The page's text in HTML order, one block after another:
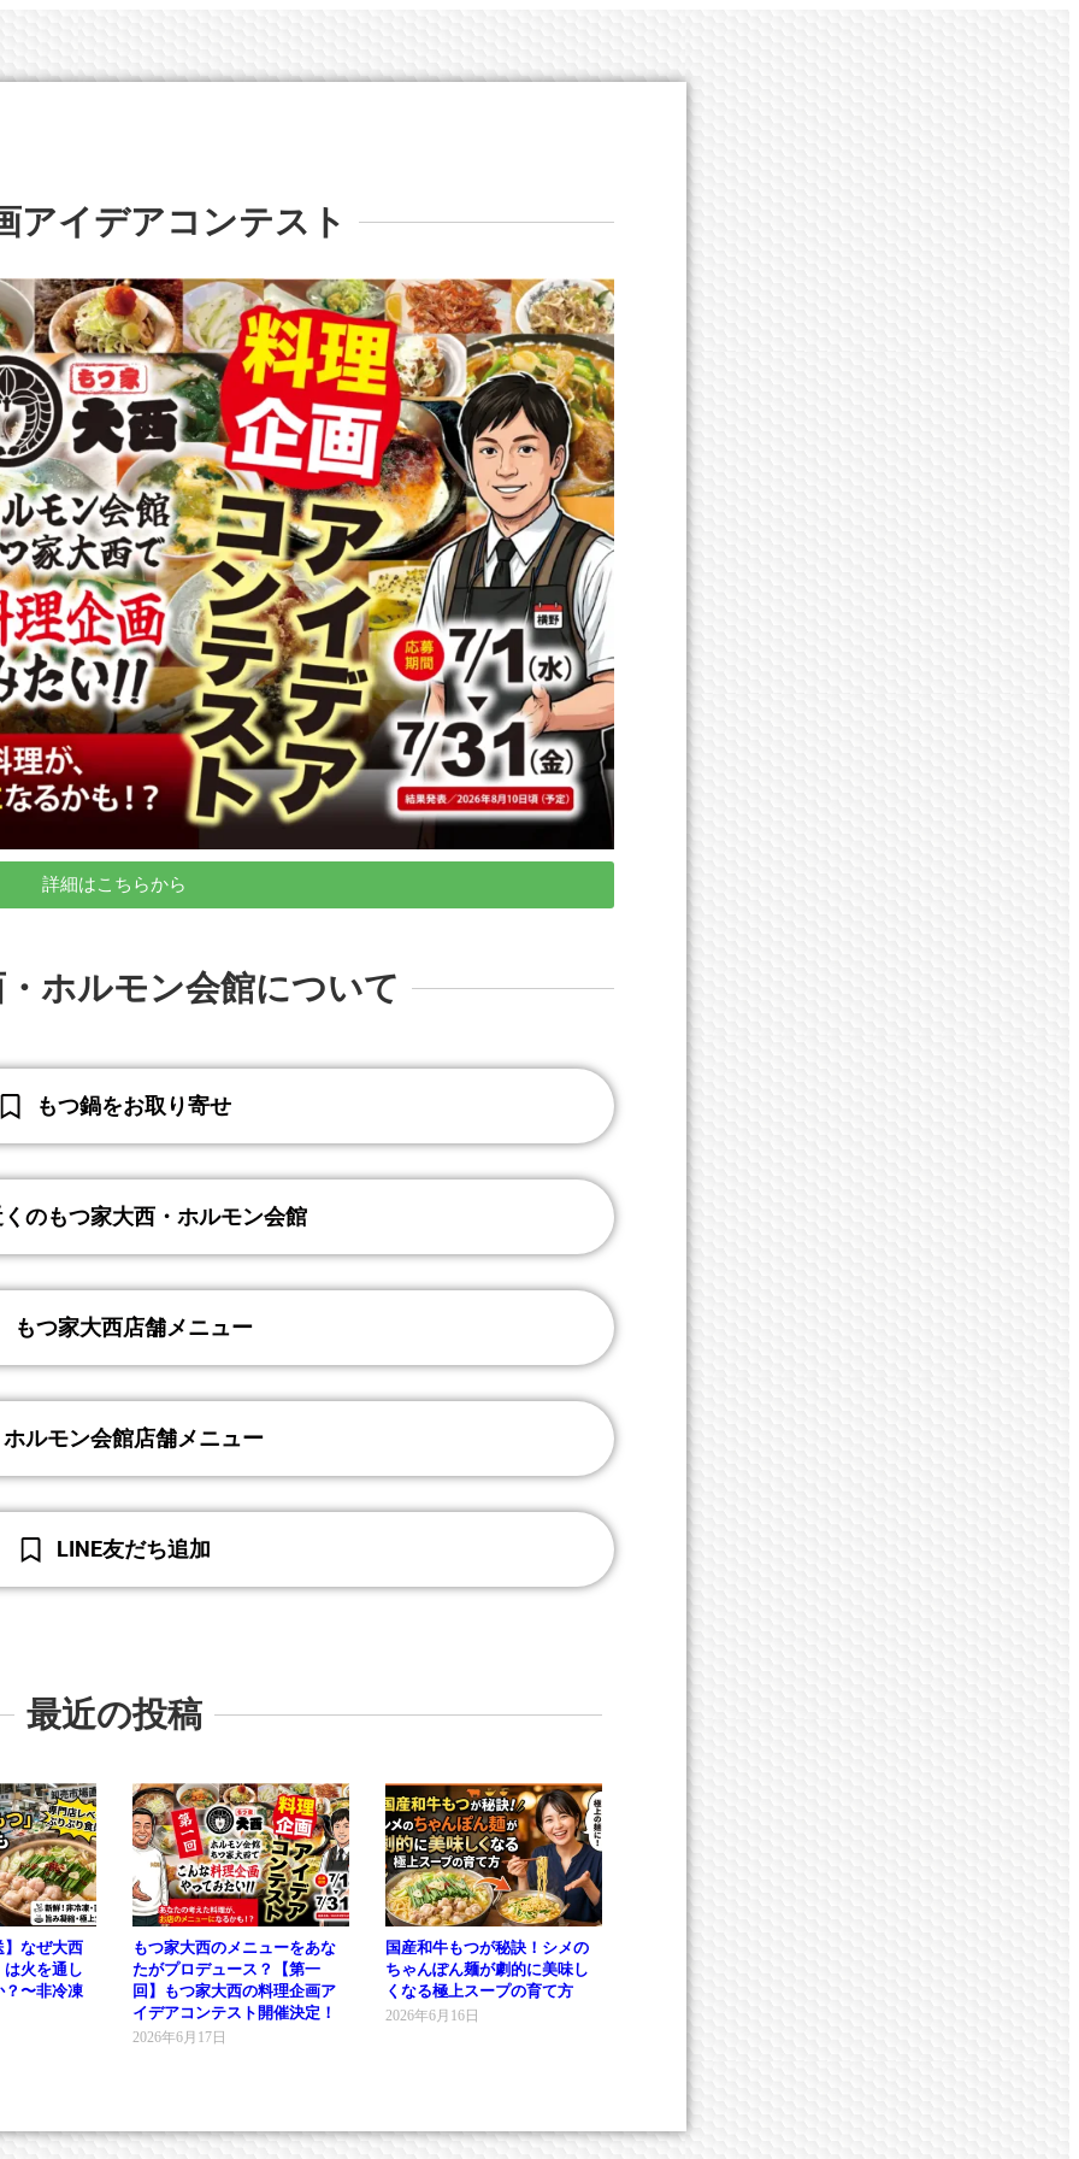
アイデアコンテスト
詳細はこちらから
ホルモン会館について
もつ鍋をお取り寄せ
のもつ家大西・ホルモン会館
もつ家大西店舗メニュー
ホルモン会館店舗メニュー
LINE友だち追加
最近の投稿
】なぜ大西
火を通し
？〜非冷凍
もつ家大西のメニューをあな
たがプロデュース？【第一
回】もつ家大西の料理企画ア
イデアコンテスト開催決定！
2026年6月17日
国産和牛もつが秘訣！シメの
ちゃんぽん麺が劇的に美味し
くなる極上スープの育て方
2026年6月16日